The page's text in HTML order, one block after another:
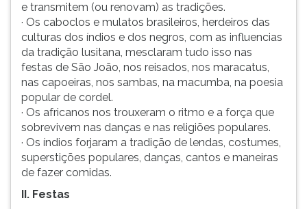
e transmitem (ou renovam) as tradições.
· Os caboclos e mulatos brasileiros, herdeiros das
culturas dos índios e dos negros, com as influencias
da tradição lusitana, mesclaram tudo isso nas
festas de São João, nos reisados, nos maracatus,
nas capoeiras, nos sambas, na macumba, na poesia
popular de cordel.
· Os africanos nos trouxeram o ritmo e a força que
sobrevivem nas danças e nas religiões populares.
· Os índios forjaram a tradição de lendas, costumes,
superstições populares, danças, cantos e maneiras
de fazer comidas.
II. Festas